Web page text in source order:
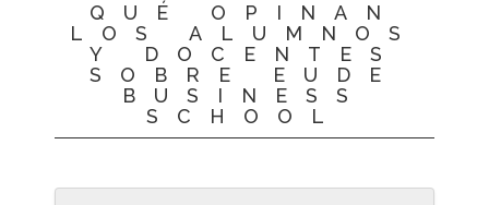
QUÉ OPINAN
LOS ALUMNOS
Y DOCENTES
SOBRE EUDE
BUSINESS
SCHOOL